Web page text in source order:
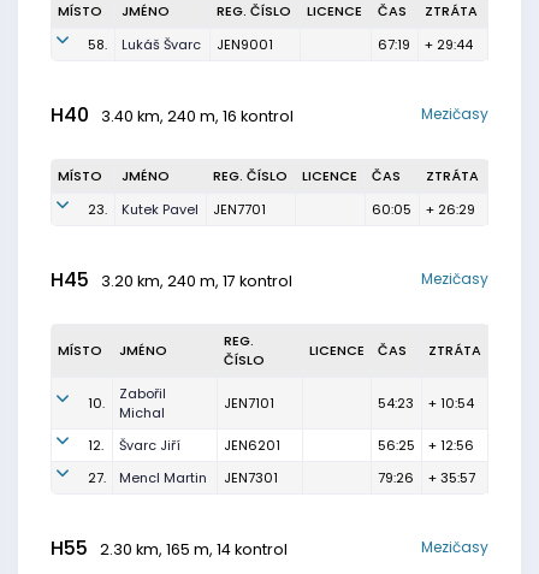
MÍSTO JMÉNO REG. ČÍSLO LICENCE ČAS
ZTRÁTA
58.
Lukáš Švarc JEN9001 67:19 + 29:44
H40 3.40 km, 240 m, 16 kontrol Mezičasy
MÍSTO JMÉNO REG. ČÍSLO LICENCE ČAS
ZTRÁTA
23.
Kutek Pavel JEN7701 60:05 + 26:29
H45 3.20 km, 240 m, 17 kontrol Mezičasy
MÍSTO JMÉNO
REG.
ČÍSLO
LICENCE ČAS ZTRÁTA
10.
Zabořil
Michal
JEN7101 54:23 + 10:54
12. Švarc Jiří JEN6201 56:25
+ 12:56
27.
Mencl Martin JEN7301 79:26 + 35:57
H55 2.30 km, 165 m, 14 kontrol Mezičasy